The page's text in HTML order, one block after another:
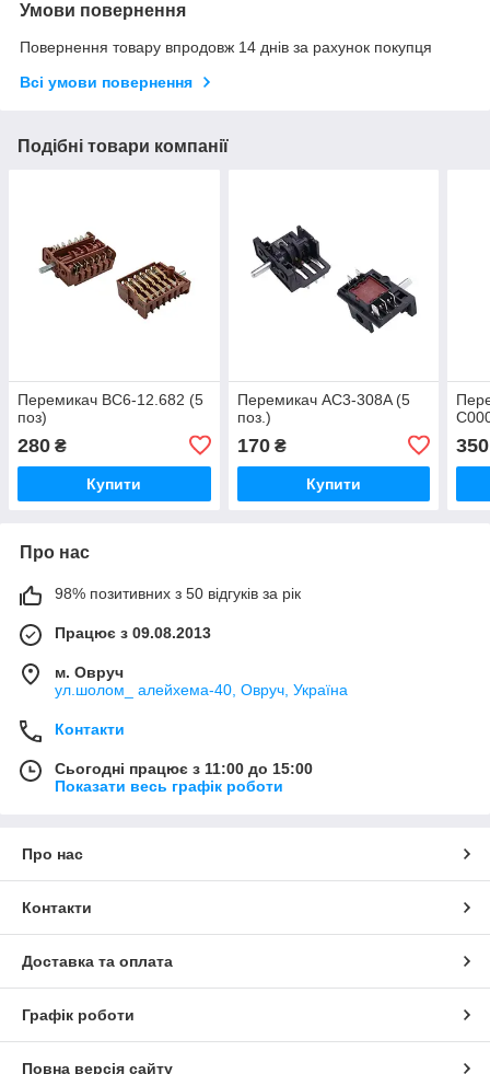
Умови повернення
Повернення товару впродовж 14 днів за рахунок покупця
Всі умови повернення
Подібні товари компанії
Перемикач ВС6-12.682 (5
поз)
280 ₴
Купити
Перемикач AC3-308A (5
поз.)
170₴
Купити
350
Про нас
98% позитивних з 50 відгуків за рік
Працює з 09.08.2013
м. Овруч
ул.шолом_ алейхема-40, Овруч, Україна
Контакти
Сьогодні працює з 11:00 до 15:00
Показати весь графік роботи
Про нас
Контакти
Доставка та оплата
Графік роботи
Повна версія сайту